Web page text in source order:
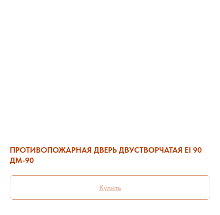
ПРОТИВОПОЖАРНАЯ ДВЕРЬ ДВУСТВОРЧАТАЯ EI 90
ДМ-90
Купить